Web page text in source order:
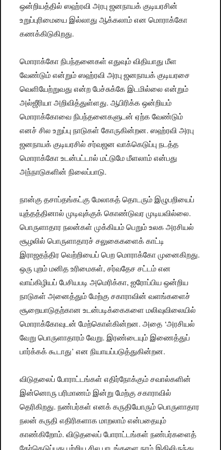
ஒன்றியத்தில் ஸஹ்ரவி அரபு ஜனநாயக் குடியரசின்
உறுப்புரிமையை இல்லாது ஆக்கலாம் என மொராக்கோ
கணக்கிடுகிறது.
மொராக்கோ நிபந்தனைகள் எதுவும் விதியாது மீள
வேண்டும் என்றும் ஸஹ்ரவி அரபு ஜனநாயக் குடியரசை
வெளியேற்றுவது என்ற பேச்சுக்கே இடமில்லை என்றும்
அல்ஜீரியா அறிவித்துள்ளது. ஆபிரிக்க ஒன்றியம்
மொராக்கோவை நிபந்தனைகளுடன் ஏற்க வேண்டும்
எனச் சில உறுப்பு நாடுகள் கோருகின்றன. ஸஹ்ரவி அரபு
ஜனநாயக் குடியரசில் சர்வஜன வாக்கெடுப்பு நடத்த
மொராக்கோ உடன்பட்டால் மட்டுமே மீளலாம் என்பது
அந்நாடுகளின் நிலைப்பாடு.
நான்கு தசாப்தங்கட்கு மேலாகத் தொடரும் இழுபறியைப்
யுத்தத்தினால் முடிவுக்குக் கொண்டுவர முடியவில்லை.
பொருளாதார நலன்கள் முக்கியம் பெறும் உலக அரசியல்
சூழலில் பொருளாதாரச் சலுகைகளைக் காட்டி
இராஜதந்திர வெற்றியைப் பெற மொராக்கோ முனைகிறது.
ஒரு புறம் மனித உரிமைகள், சர்வதேச சட்டம் என
வாய்கிழியப் பேசியபடி அமெரிக்கா, ஐரோப்பிய ஒன்றிய
நாடுகள் அனைத்தும் மேற்கு சகாராவின் வளங்களைச்
சூறையாடுதற்கான உடன்படிக்கைகளை மலிவுவிலையில்
மொராக்கோவுடன் மேற்கொள்கின்றன. அதை ‘அரசியல்
வேறு பொருளாதாரம் வேறு. இரண்டையும் இணைத்துப்
பார்க்கக் கூடாது’ என நியாயப்படுத்துகின்றன.
விடுதலைப் போராட்டங்கள் எதிர்நோக்கும் சவால்களின்
இன்னொரு பரிமாணம் இன்று மேற்கு சகாராவில்
தெரிகிறது. நண்பர்கள் எனக் கருதியோரும் பொருளாதார
நலன் கருதி எதிரிகளாக மாறலாம் என்பதையும்
காண்கிறோம். விடுதலைப் போராட்டங்கள் நண்பர்களைத்